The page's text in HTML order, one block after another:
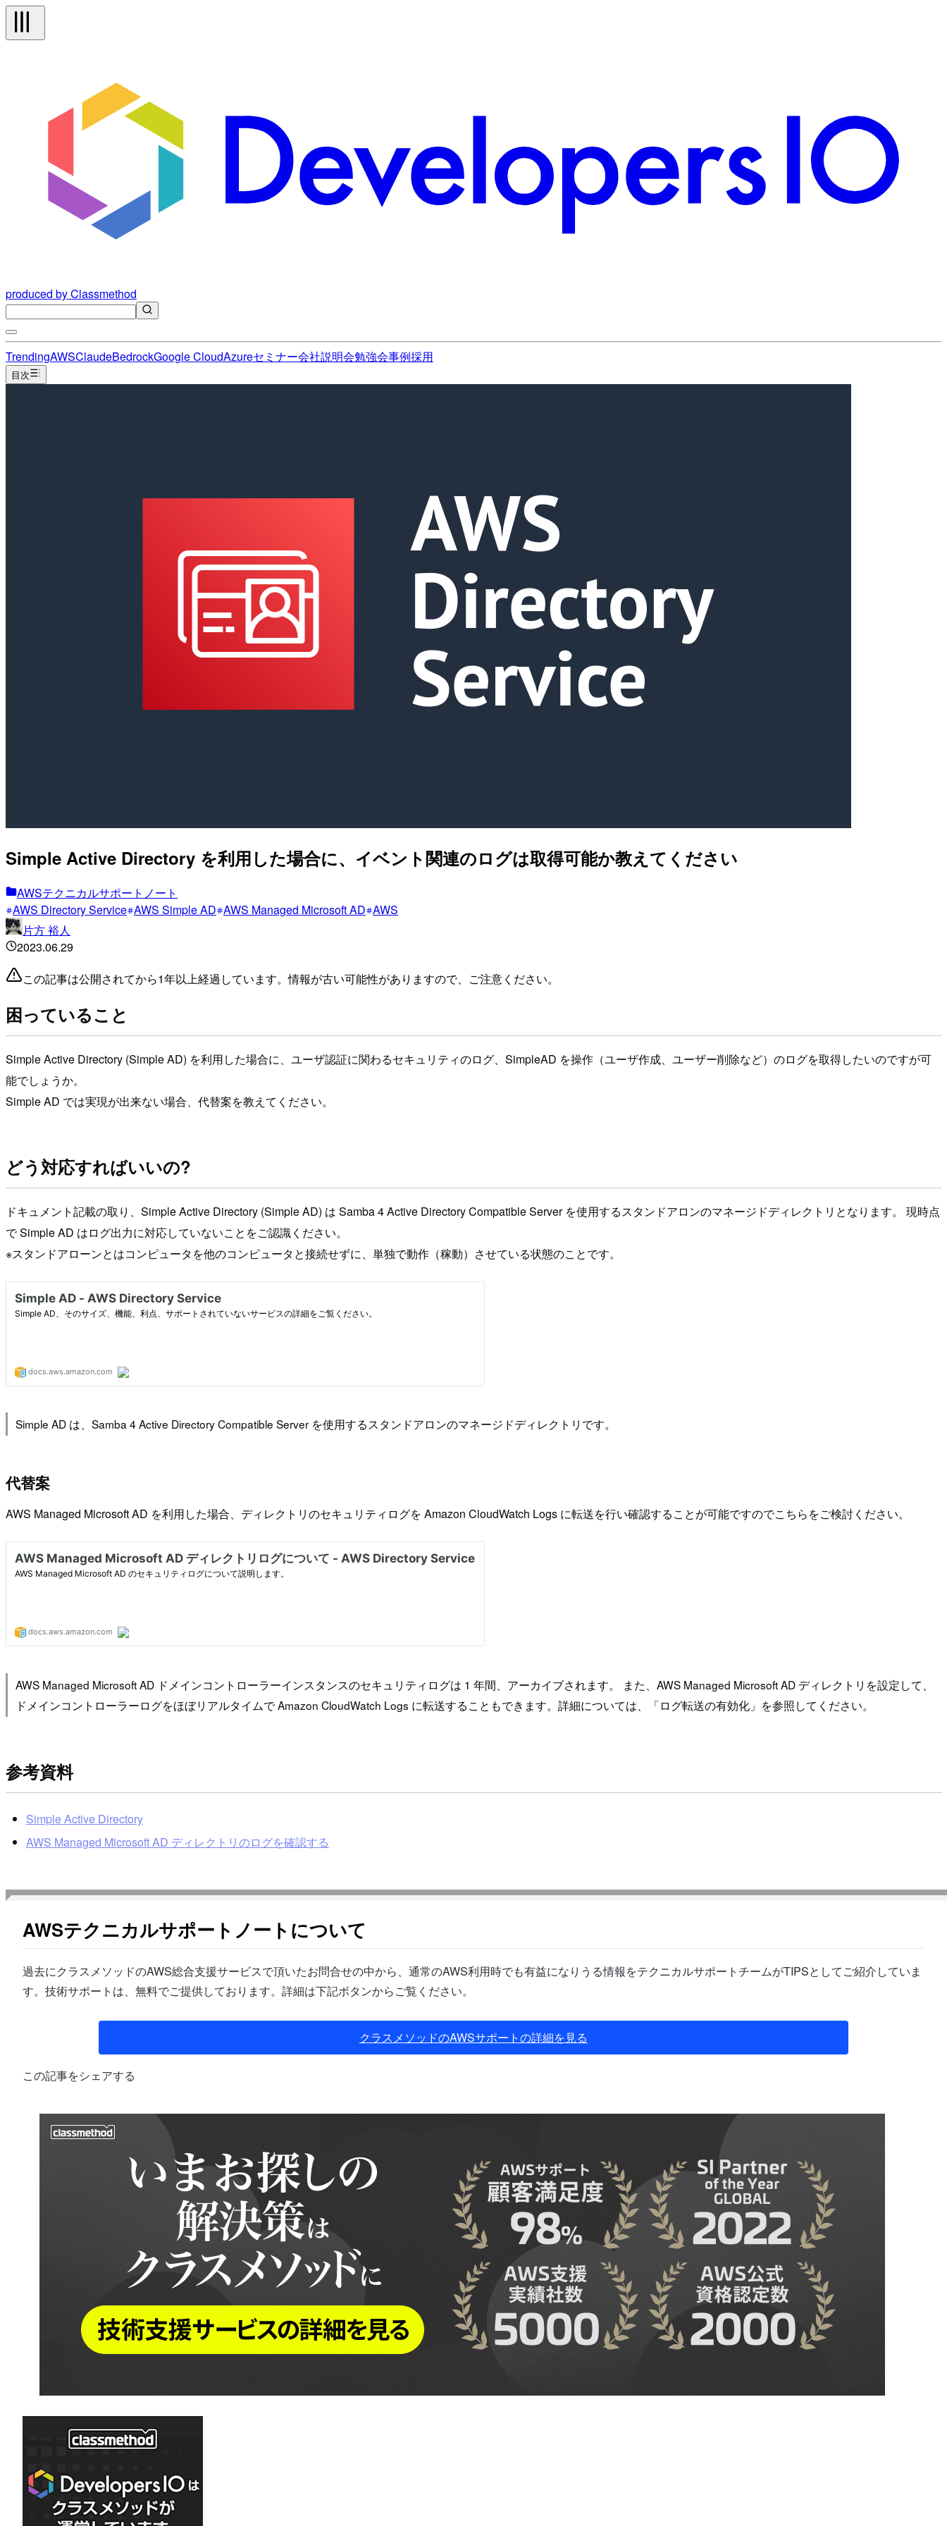
produced by Classmethod
TrendingAWSClaudeBedrockGoogle CloudAzureセミナー会社説明会勉強会事例採用
目次
Simple Active Directory を利用した場合に、イベント関連のログは取得可能か教えてください
AWSテクニカルサポートノート
AWS Directory Service AWS Simple AD AWS Managed Microsoft AD AWS
片方 裕人
2023.06.29
この記事は公開されてから1年以上経過しています。情報が古い可能性がありますので、ご注意ください。
困っていること
Simple Active Directory (Simple AD) を利用した場合に、ユーザ認証に関わるセキュリティのログ、SimpleAD を操作（ユーザ作成、ユーザー削除など）のログを取得したいのですが可
能でしょうか。
Simple AD では実現が出来ない場合、代替案を教えてください。
どう対応すればいいの?
ドキュメント記載の取り、Simple Active Directory (Simple AD) は Samba 4 Active Directory Compatible Server を使用するスタンドアロンのマネージドディレクトリとなります。 現時点
で Simple AD はログ出力に対応していないことをご認識ください。
※スタンドアローンとはコンピュータを他のコンピュータと接続せずに、単独で動作（稼動）させている状態のことです。
Simple AD は、Samba 4 Active Directory Compatible Server を使用するスタンドアロンのマネージドディレクトリです。
代替案
AWS Managed Microsoft AD を利用した場合、ディレクトリのセキュリティログを Amazon CloudWatch Logs に転送を行い確認することが可能ですのでこちらをご検討ください。
AWS Managed Microsoft AD ドメインコントローラーインスタンスのセキュリティログは 1 年間、アーカイブされます。 また、AWS Managed Microsoft AD ディレクトリを設定して、
ドメインコントローラーログをほぼリアルタイムで Amazon CloudWatch Logs に転送することもできます。詳細については、「ログ転送の有効化」を参照してください。
参考資料
Simple Active Directory
AWS Managed Microsoft AD ディレクトリのログを確認する
AWSテクニカルサポートノートについて
過去にクラスメソッドのAWS総合支援サービスで頂いたお問合せの中から、通常のAWS利用時でも有益になりうる情報をテクニカルサポートチームがTIPSとしてご紹介していま
す。技術サポートは、無料でご提供しております。詳細は下記ボタンからご覧ください。
クラスメソッドのAWSサポートの詳細を見る
この記事をシェアする